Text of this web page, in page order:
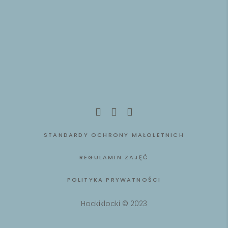
STANDARDY OCHRONY MAŁOLETNICH
REGULAMIN ZAJĘĆ
POLITYKA PRYWATNOŚCI
Hockiklocki © 2023